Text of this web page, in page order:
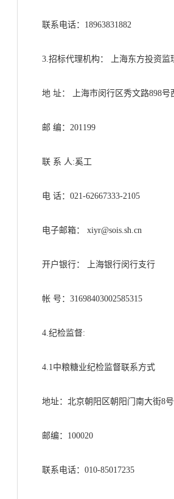
联系电话： 18963831882
3.招标代理机构： 上海东方投资
地 址： 上海市闵行区秀文路898号
邮 编： 201199
联 系 人:奚工
电 话： 021-62667333-2105
电子邮箱： xiyr@sois.sh.cn
开户银行： 上海银行闵行支行
帐 号： 31698403002585315
4.纪检监督:
4.1中粮糖业纪检监督联系方式
地址：北京朝阳区朝阳门南大街8
邮编： 100020
联系电话： 010-85017235